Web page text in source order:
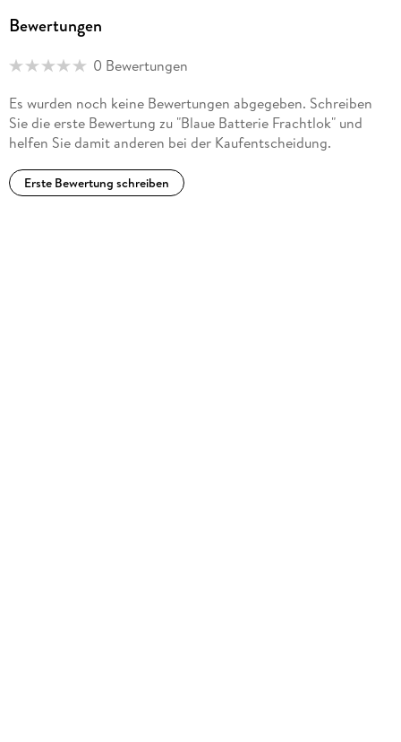
Bewertungen
0 Bewertungen
Es wurden noch keine Bewertungen abgegeben. Schreiben
Sie die erste Bewertung zu "Blaue Batterie Frachtlok" und
helfen Sie damit anderen bei der Kaufentscheidung.
Erste Bewertung schreiben